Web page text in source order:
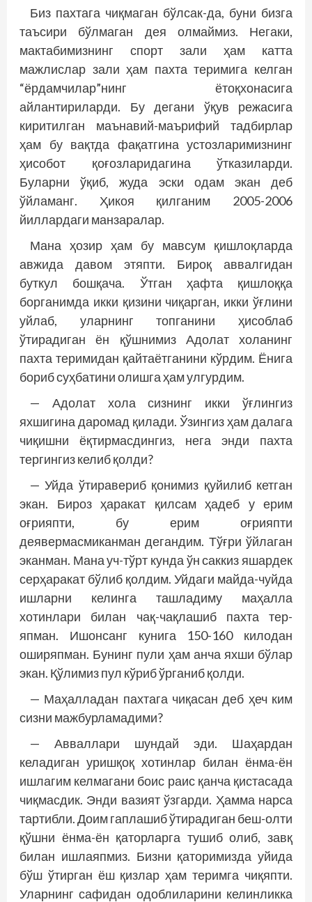
Биз пахтага чиқмаган бўлсак-да, буни бизга
таъсири бўлмаган дея олмаймиз. Негаки,
мактабимизнинг спорт зали ҳам катта
мажлислар зали ҳам пахта теримига келган
“ёрдамчилар”нинг ётоқхонасига
айлантириларди. Бу дегани ўқув режасига
киритилган маънавий-маърифий тадбирлар
ҳам бу вақтда фақатгина устозларимизнинг
ҳисобот қоғозларидагина ўтказиларди.
Буларни ўқиб, жуда эски одам экан деб
ўйламанг. Ҳикоя қилганим 2005-2006
йиллардаги манзаралар.
Мана ҳозир ҳам бу мавсум қишлоқларда
авжида давом этяпти. Бироқ аввалгидан
буткул бош­қача. Ўтган ҳафта қишлоққа
борганимда икки қизини чиқарган, икки ўғлини
уйлаб, уларнинг топганини ҳисоблаб
ўтирадиган ён қўшнимиз Адолат холанинг
пахта теримидан қайтаётганини кўрдим. Ёнига
бориб суҳбатини олишга ҳам улгурдим.
— Адолат хола сизнинг икки ўғлингиз
яхшигина даромад қилади. Ўзингиз ҳам далага
чиқишни ёқтирмасдингиз, нега энди пахта
тергингиз келиб қолди?
— Уйда ўтиравериб қонимиз қуйилиб кетган
экан. Бироз ҳаракат қилсам ҳадеб у ерим
оғрияпти, бу ерим оғрияпти
деявермасмиканман дегандим. Тўғри ўйлаган
эканман. Мана уч-тўрт кунда ўн саккиз яшардек
серҳаракат бўлиб қолдим. Уйдаги майда-чуйда
ишларни келинга ташладиму маҳалла
хотинлари билан чақ-чақлашиб пахта тер­
япман. Ишонсанг кунига 150-160 килодан
оширяпман. Бунинг пули ҳам анча яхши бўлар
экан. Қўлимиз пул кўриб ўрганиб қолди.
— Маҳалладан пахтага чиқасан деб ҳеч ким
сизни мажбурламадими?
— Авваллари шундай эди. Шаҳардан
келадиган уришқоқ хотинлар билан ёнма-ён
ишлагим келмагани боис раис қанча қистасада
чиқмасдик. Энди вазият ўзгарди. Ҳамма нарса
тартибли. Доим гап­лашиб ўтирадиган беш-олти
қўшни ёнма-ён қаторларга тушиб олиб, завқ
билан ишлаяпмиз. Бизни қаторимизда уйида
бўш ўтирган ёш қизлар ҳам теримга чиқяпти.
Уларнинг сафидан одоблиларини келинликка